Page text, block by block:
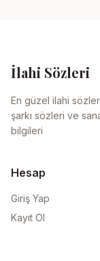
İlahi Sözleri
En güzel ilahi
şarkı sözleri ve
bilgileri
Hesap
Giriş Yap
Kayıt Ol